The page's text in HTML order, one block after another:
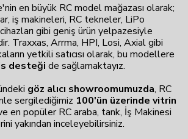
en büyük RC model mağazası olarak;
iş makineleri, RC tekneler, LiPo
gibi geniş ürün yelpazesiyle
Traxxas, Arrma, HPI, Losi, Axial gibi
yetkili satıcısı olarak, bu modellere
desteği de sağlamaktayız.
göz alıcı showroomumuzda, RC
sergilediğimiz 100'ün üzerinde vitrin
en popüler RC araba, tank, İş Makinesi
yakından inceleyebilirsiniz.